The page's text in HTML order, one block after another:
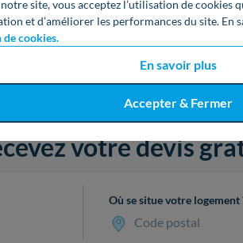
site, vous acceptez l’utilisation de cookies
et d’améliorer les performances du site. En
cookies.
En savoir plus
Accepter & Fermer
votre devis
Où se situe votre logement
Code postal